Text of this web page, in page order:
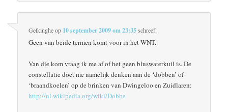
Gelkingheop 10 september 2009 om 23:35schreef:
Geen van beide termen komt voor in het WNT.
Van die kom vraag ik me af of het geen bluswaterkuil is. De
constellatie doet me namelijk denken aan de ‘dobben’ of
‘braandkoelen’ op de brinken van Dwingeloo en Zuidlaren:
http://nl.wikipedia.org/wiki/Dobbe